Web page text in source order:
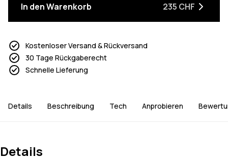
In den Warenkorb 235 CHF
Kostenloser Versand & Rückversand
30 Tage Rückgaberecht
Schnelle Lieferung
Details Beschreibung Tech Anprobieren
Details